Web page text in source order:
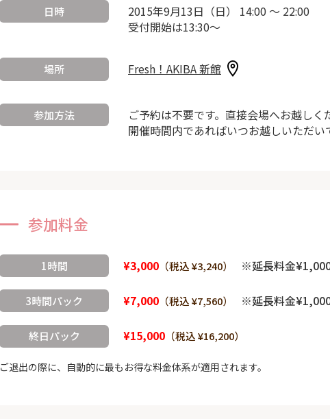
日時
2015年9月13日（日） 14:00 ～ 22:00
受付開始は13:30～
場所 Fresh！AKIBA 新館
参加方法
ご予約は不要です。直接会場へお越しく
開催時間内であればいつお越しいただい
参加料金
1時間 ¥3,000 （税込 ¥3,240） ※延長料金
3時間パック ¥7,000 （税込 ¥7,560） ※延長料金
終日パック ¥15,000 （税込 ¥16,200）
ご退出の際に、自動的に最もお得な料金体系が適用されます。